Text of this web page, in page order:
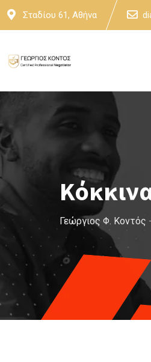
Skip
Σταδίου 61, Αθήνα
Γεώργιος Φ. Κοντός -